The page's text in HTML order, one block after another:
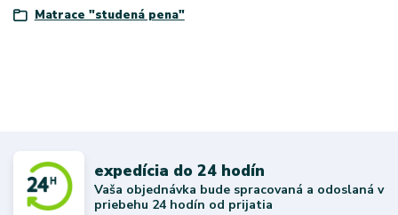
Matrace "studená pena"
expedícia do 24 hodín
Vaša objednávka bude spracovaná a odoslaná v
priebehu 24 hodín od prijatia